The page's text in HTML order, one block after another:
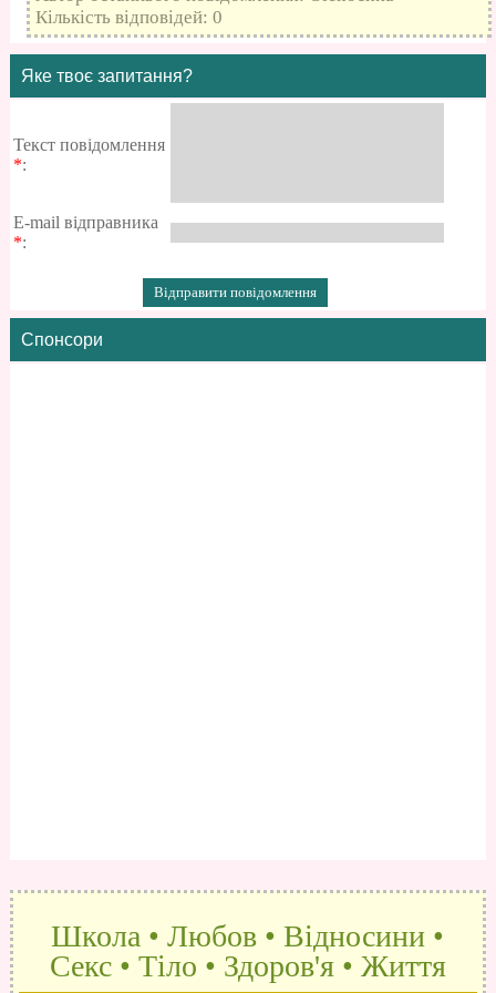
Кількість відповідей: 0
Яке твоє запитання?
Текст повідомлення
*:
E-mail відправника
*:
Спонсори
Школа • Любов • Відносини •
Секс • Тіло • Здоров'я • Життя